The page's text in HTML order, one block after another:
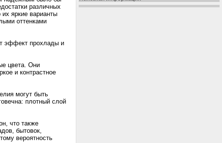
различных
яркие варианты
оттенками
эффект прохлады и
цвета. Они
и контрастное
могут быть
плотный слой
что также
бытовок,
вероятность